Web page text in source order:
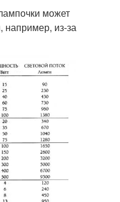
может
например, из-за